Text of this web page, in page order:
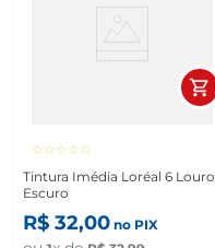
☆☆☆☆☆
Tintura Imédia Loréal 6 Louro
Escuro
R$ 32,00 no PIX